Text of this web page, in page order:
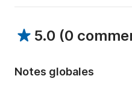
🏖️ La Moutte
5.0 (0
Notes globales